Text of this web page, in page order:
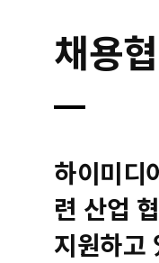
채용
하이미디
련 산업
지원하고